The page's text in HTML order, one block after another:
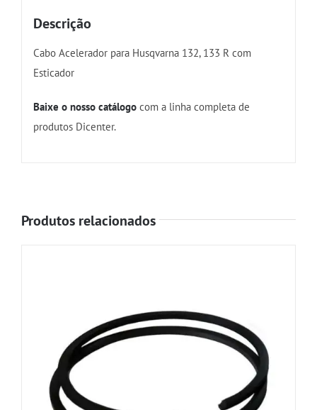
Descrição
Cabo Acelerador para Husqvarna 132, 133 R com
Esticador
Baixe o nosso catálogocom a linha completa de
produtos Dicenter.
Produtos relacionados